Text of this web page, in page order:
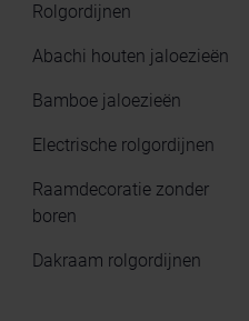
Rolgordijnen
Abachi houten jaloezieën
Bamboe jaloezieën
Electrische rolgordijnen
Raamdecoratie zonder
boren
Dakraam rolgordijnen